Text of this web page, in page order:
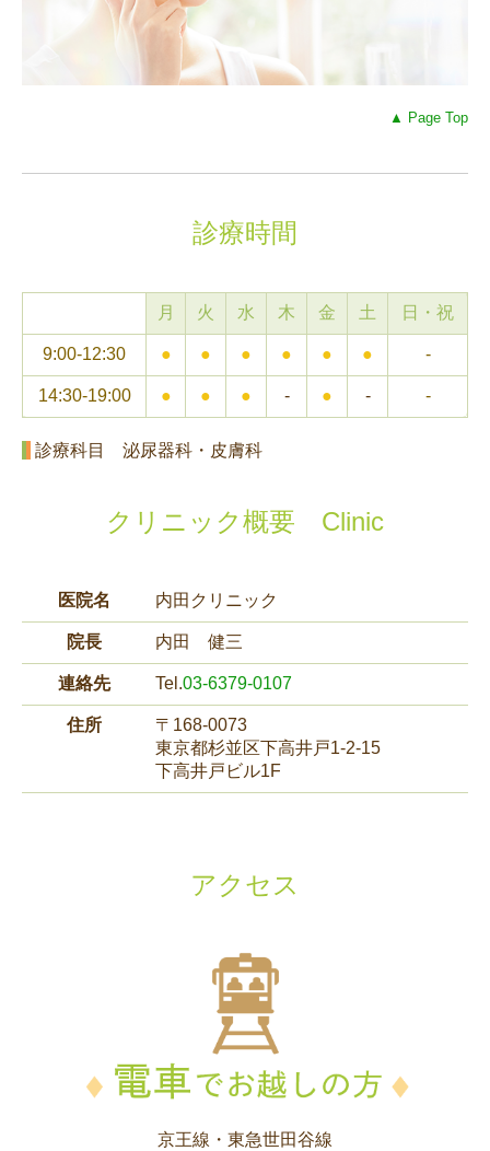
▲ Page Top
診療時間
月 火 水 木 金 土 日・祝
9:00-12:30 ● ● ● ● ● ● -
14:30-19:00 ● ● ● - ● - -
診療科目 泌尿器科・皮膚科
クリニック概要 Clinic
医院名 内田クリニック
院長 内田 健三
連絡先 Tel.03-6379-0107
住所
〒168-0073
東京都杉並区下高井戸1-2-15
下高井戸ビル1F
アクセス
京王線・東急世田谷線